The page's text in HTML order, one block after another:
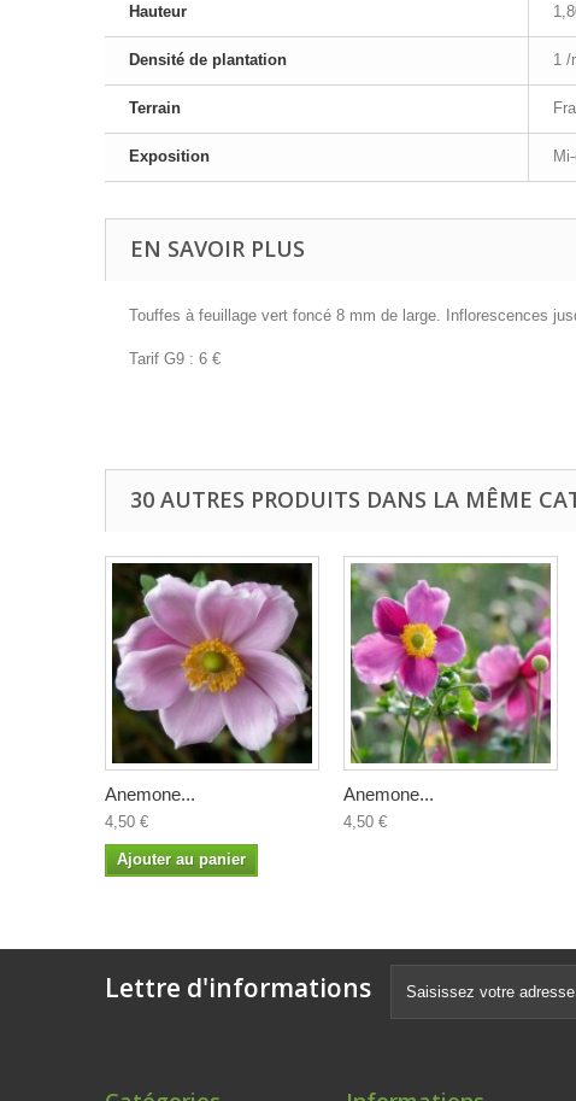
Hauteur
Densité de plantation 1 /
Terrain
Exposition
EN SAVOIR PLUS
Touffes à feuillage vert foncé 8 mm de large. Inflorescences
Tarif G9 : 6 €
30 AUTRES PRODUITS DANS LA MÊME
Anemone...
4,50 €
Ajouter au panier
Anemone...
4,50 €
Lettre d'informations